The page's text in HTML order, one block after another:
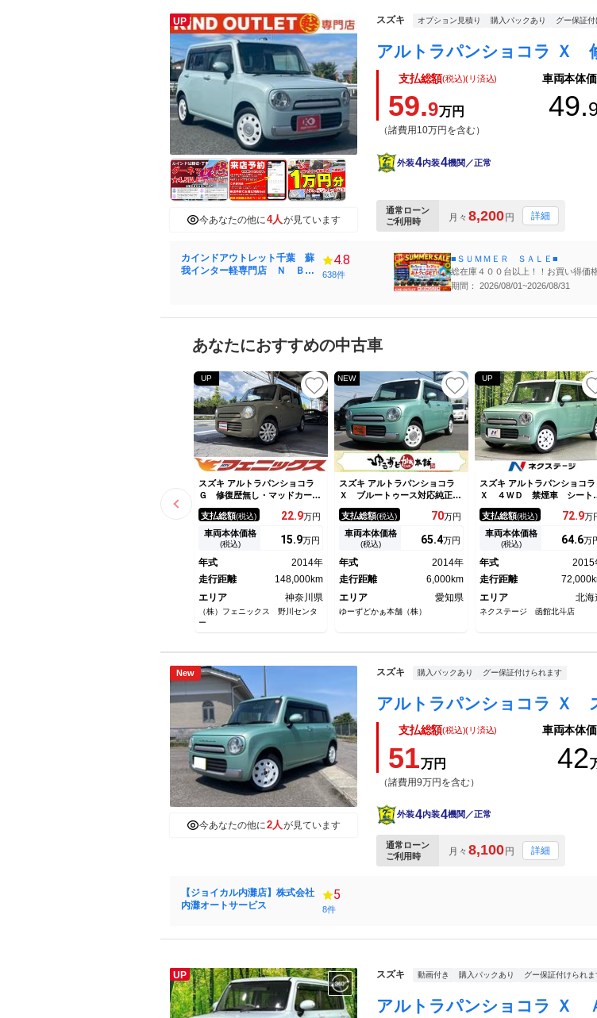
UP
今あなたの他に4人が見ています
スズキ オプション見積り 購入パックあり グー保証
支払総額(税込)(リ済込)
59.9万円
（諸費用10万円を含む）
車両本体
49.
外装4内装4機関／正常
通常ローン
ご利用時
月々 8,200円 詳細
カインドアウトレット千葉 蘇
我インター軽専門店 Ｎ ＢＯ
4.8
638件
■ＳＵＭＭＥＲ ＳＡＬＥ■
総在庫４００台以上！！お買い得価
期間： 2026/08/01~2026/08/31
あなたにおすすめの中古車
UP
スズキ アルトラパンショコラ
Ｇ 修復歴無し・マッドカーキ
色☆Ｃｌａｒｉｏｎナビ☆ＢＴ
☆ＡＵＸ☆ＵＳＢ☆専用レザー
シート☆革巻ハンドル☆ＨＩＤ
ヘッドライト☆スマートキー・
支払総額(税込) 22.9万円
車両本体価格
(税込) 15.9万円
年式
2014年
走行距離
148,000km
エリア
神奈川県
（株）フェニックス 野川センタ
ー
NEW
スズキ アルトラパンショコラ
Ｘ ブルートゥース対応純正Ｏ
Ｐナビ レザーシート ＬＥＤ
ルームランプ ＨＩＤオートヘ
ッドライト 革巻ステアリン
グ アイドリングストップ ラ
支払総額(税込) 70万円
車両本体価格
(税込) 65.4万円
年式
2014年
走行距離
6,000km
エリア
愛知県
ゆーずどかぁ本舗（株）
UP
スズキ アルトラパンショコラ
Ｘ ４ＷＤ 禁煙車 シート
ーター スマートキー ＨＩＤ
ヘッド ＥＴＣ オートライ
ト オートエアコン アイドリ
ングストップ パワーステア
クションコントロール
支払総額(税込) 72.9万
車両本体価格
(税込) 64.6万
年式
2015
走行距離
エリア
北海
ネクステージ 函館北斗店
New
今あなたの他に2人 が見ています
スズキ 購入パックあり グー保証付けられます
支払総額(税込)(リ済込)
51万円
（諸費用9万円を含む）
車両本体
42
外装4内装4機関／正常
通常ローン
ご利用時
月々 8,100 円 詳細
【ジョイカル内灘店】株式会社
内灘オートサービス
5
8件
UP スズキ 動画付き 購入パックあり グー保証付けられま